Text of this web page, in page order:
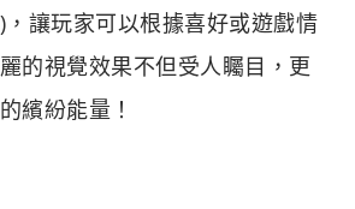
讓玩家可以根據喜好或遊戲情
的視覺效果不但受人矚目，更
繽紛能量！